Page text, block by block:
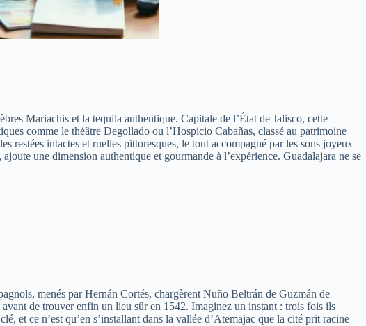
Mariachis et la tequila authentique. Capitale de l’État de Jalisco, cette
comme le théâtre Degollado ou l’Hospicio Cabañas, classé au patrimoine
restées intactes et ruelles pittoresques, le tout accompagné par les sons joyeux
une dimension authentique et gourmande à l’expérience. Guadalajara ne se
menés par Hernán Cortés, chargèrent Nuño Beltrán de Guzmán de
de trouver enfin un lieu sûr en 1542. Imaginez un instant : trois fois ils
et ce n’est qu’en s’installant dans la vallée d’Atemajac que la cité prit racine